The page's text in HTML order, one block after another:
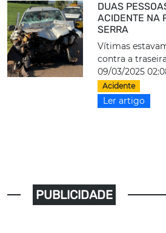
DUAS
ACIDENTE NA
SERRA
Vítimas
contra a
09/03/2025
Acidente
Ler artigo
PUBLICIDADE